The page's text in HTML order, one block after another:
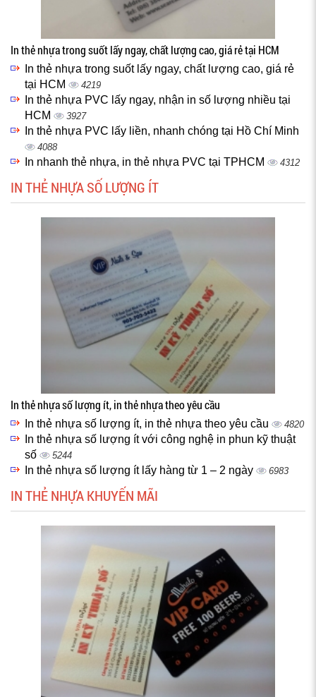
In thẻ nhựa trong suốt lấy ngay, chất lượng cao, giá rẻ tại HCM
In thẻ nhựa trong suốt lấy ngay, chất lượng cao, giá rẻ
tại HCM
4219
In thẻ nhựa PVC lấy ngay, nhận in số lượng nhiều tại
HCM
3927
In thẻ nhựa PVC lấy liền, nhanh chóng tại Hồ Chí Minh
4088
In nhanh thẻ nhựa, in thẻ nhựa PVC tại TPHCM 4312
IN THẺ NHỰA SỐ LƯỢNG ÍT
In thẻ nhựa số lượng ít, in thẻ nhựa theo yêu cầu
In thẻ nhựa số lượng ít, in thẻ nhựa theo yêu cầu 4820
In thẻ nhựa số lượng ít với công nghệ in phun kỹ thuật
số
5244
In thẻ nhựa số lượng ít lấy hàng từ 1 – 2 ngày 6983
IN THẺ NHỰA KHUYẾN MÃI